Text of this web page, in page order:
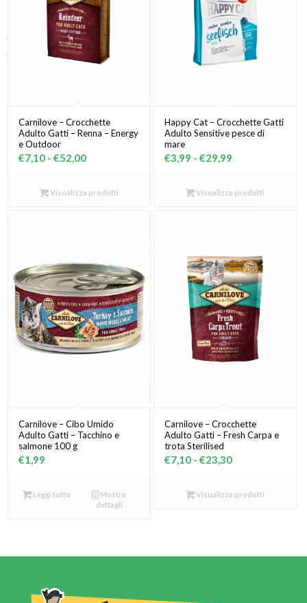
Carnilove – Crocchette
Adulto Gatti – Renna – Energy
e Outdoor
€7,10 - €52,00Fascia
prezzo:
Visualizza prodotti
Happy Cat – Crocchette Gatti
Adulto Sensitive pesce di
mare
€3,99 - €29,99Fascia
prezzo:
€29,99
Visualizza prodotti
Carnilove – Cibo Umido
Adulto Gatti – Tacchino e
salmone 100 g
€1,99
Leggi tutto
Mostra
dettagli
Carnilove – Crocchette
Adulto Gatti – Fresh Carpa e
trota Sterilised
€7,10 - €23,30Fascia
prezzo:
€23,30
Visualizza prodotti